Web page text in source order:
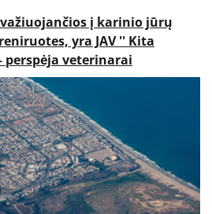
į karinio jūrų
yra JAV '' Kita
perspėja veterinarai